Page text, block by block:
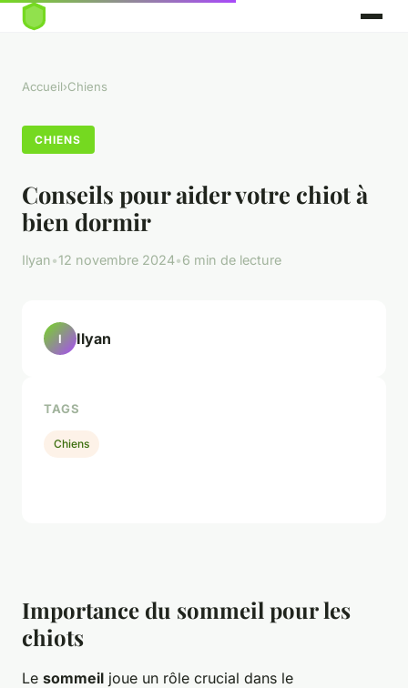
Accueil›Chiens
CHIENS
Conseils pour aider votre chiot à
bien dormir
Ilyan•12 novembre 2024•6 min de lecture
Importance du sommeil pour les
chiots
Le sommeil joue un rôle crucial dans le
I Ilyan
TAGS
Chiens